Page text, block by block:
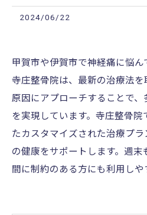
2024/06/22
甲賀市や伊賀市で神経痛に悩ん
寺庄整骨院は、最新の治療法
原因にアプローチすることで
を実現しています。寺庄整骨
たカスタマイズされた治療プ
の健康をサポートします。週
間に制約のある方にも利用しや